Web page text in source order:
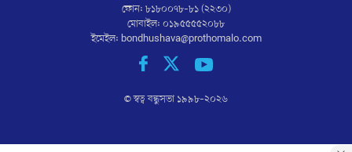
ফোন: ৮১৮০০৭৮–৮১ (২২৩০)
মোবাইল: ০১৯৫৫৫৫২০৮৮
ইমেইল: bondhushava@prothomalo.com
© স্বত্ব বন্ধুসভা ১৯৯৮–২০২৬